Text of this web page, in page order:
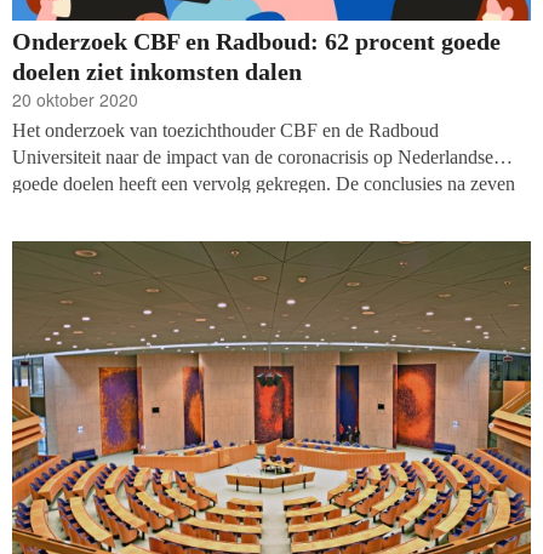
Onderzoek CBF en Radboud: 62 procent goede
doelen ziet inkomsten dalen
20 oktober 2020
Het onderzoek van toezichthouder CBF en de Radboud
Universiteit naar de impact van de coronacrisis op Nederlandse
goede doelen heeft een vervolg gekregen. De conclusies na zeven
van de goede doelen heeft hun inkomsten substantieel zien dalen,
ongeacht de grootte van hun organisatie. In vergelijking met de
inkomsten van 2018 verloren de deelnemende goede doelen tot
dusver ruim zes procent.